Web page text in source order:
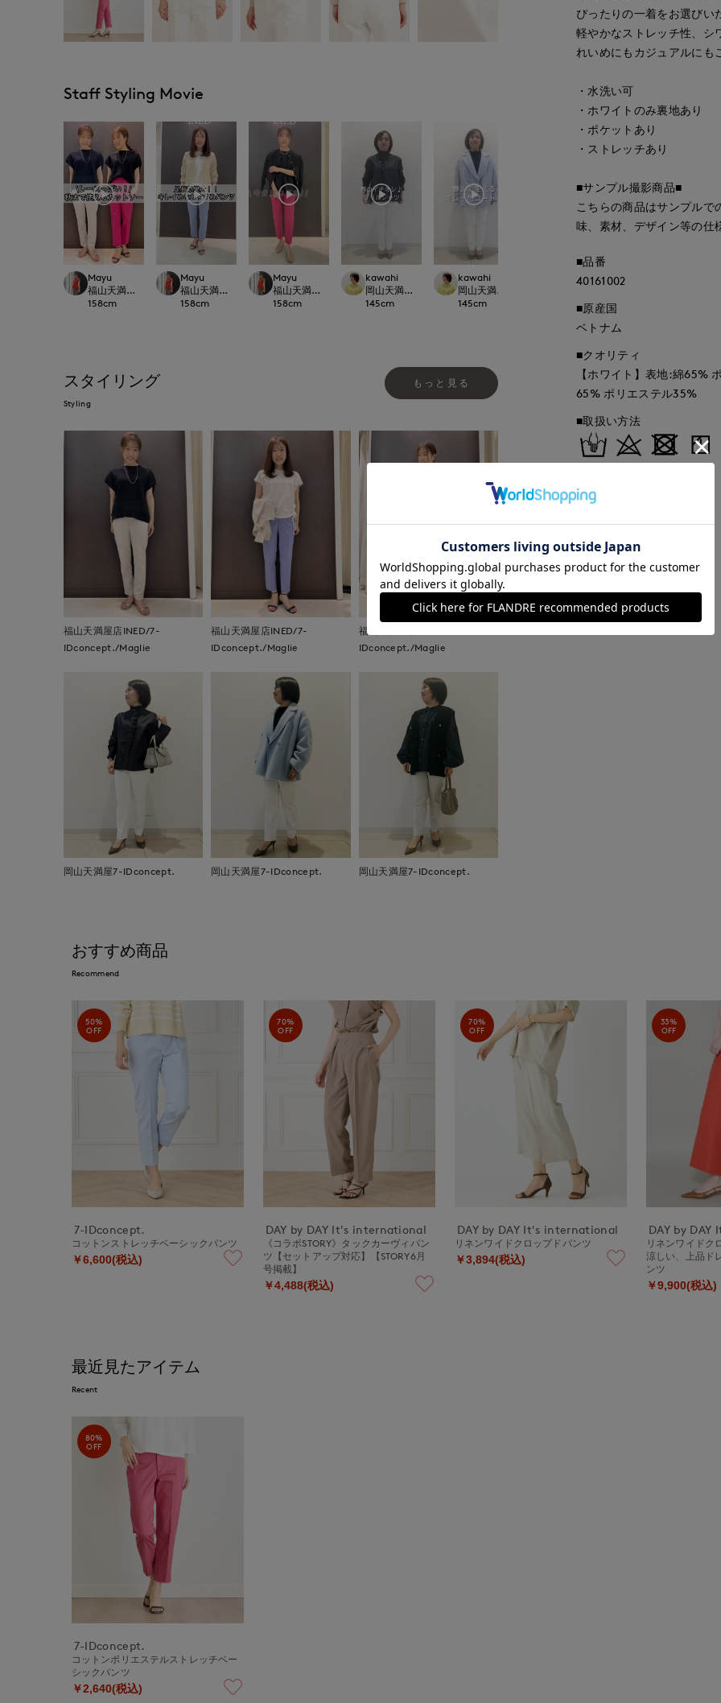
Staff Styling Movie
Mayu
福山天満屋店INED/7-IDconcept./Maglie
158cm
Mayu
福山天満屋店INED/7-IDconcept./Maglie
158cm
Mayu
福山天満屋店INED/7-IDconcept./Maglie
158cm
kawahi
岡山天満屋7-IDconcept.
145cm
kawahi
岡山天満屋7-IDconcept.
145cm
kawahi
スタイリング
Styling
もっと見る
福山天満屋店INED/7-
IDconcept./Maglie
福山天満屋店INED/7-
IDconcept./Maglie
福山天満屋店INED/7-
IDconcept./Maglie
岡山天満屋7-IDconcept. 岡山天満屋7-IDconcept. 岡山天満屋7-IDconcept.
ぴったりの一着をお選びい
軽やかなストレッチ性、シ
れいめにもカジュアルにも
・水洗い可
・ホワイトのみ裏地あり
・ポケットあり
・ストレッチあり
■サンプル撮影商品■
こちらの商品はサンプル
味、素材、デザイン等の仕
■品番
40161002
■原産国
ベトナム
■クオリティ
【ホワイト】表地:綿65%
65% ポリエステル35%
■取扱い方法
おすすめ商品
Recommend
50%
OFF
7-IDconcept.
コットンストレッチベーシックパンツ
￥6,600(税込)
70%
OFF
DAY by DAY It's international
《コラボSTORY》タックカーヴィパン
ツ【セットアップ対応】【STORY6月
号掲載】
￥4,488(税込)
70%
OFF
DAY by DAY It's international
リネンワイドクロップドパンツ
￥3,894(税込)
33%
OFF
DAY by
リネンワイドク
涼しい、上品ド
ンツ
￥9,900(税込)
最近見たアイテム
Recent
80%
OFF
7-IDconcept.
コットンポリエステルストレッチベー
シックパンツ
￥2,640(税込)